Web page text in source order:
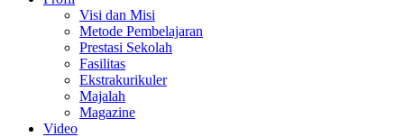
Visi dan Misi
Metode Pembelajaran
Prestasi Sekolah
Fasilitas
Ekstrakurikuler
Majalah
Magazine
Video